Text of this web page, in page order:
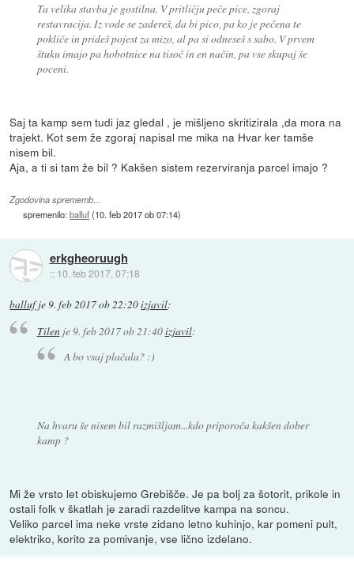
Ta velika stavba je gostilna. V pritličju peče pice, zgoraj
restavracija. Iz vode se zadereš, da bi pico, pa ko je pečena te
pokliče in prideš pojest za mizo, al pa si odneseš s sabo. V prvem
štuku imajo pa hobotnice na tisoč in en način, pa vse skupaj še
poceni.
Saj ta kamp sem tudi jaz gledal , je mišljeno skritizirala ,da mora na
trajekt. Kot sem že zgoraj napisal me mika na Hvar ker tamše
nisem bil.
Aja, a ti si tam že bil ? Kakšen sistem rezerviranja parcel imajo ?
Zgodovina sprememb…
spremenilo:balluf(10. feb 2017 ob 07:14)
erkgheoruugh
:: 10. feb 2017, 07:18
ballufje9. feb 2017 ob 22:20izjavil:
Tilenje 9. feb 2017 ob 21:40izjavil:
A bo vsaj plačala? :)
Na hvaru še nisem bil razmišljam...kdo priporoča kakšen dober
kamp ?
Mi že vrsto let obiskujemo Grebišče. Je pa bolj za šotorit, prikole in
ostali folk v škatlah je zaradi razdelitve kampa na soncu.
Veliko parcel ima neke vrste zidano letno kuhinjo, kar pomeni pult,
elektriko, korito za pomivanje, vse lično izdelano.